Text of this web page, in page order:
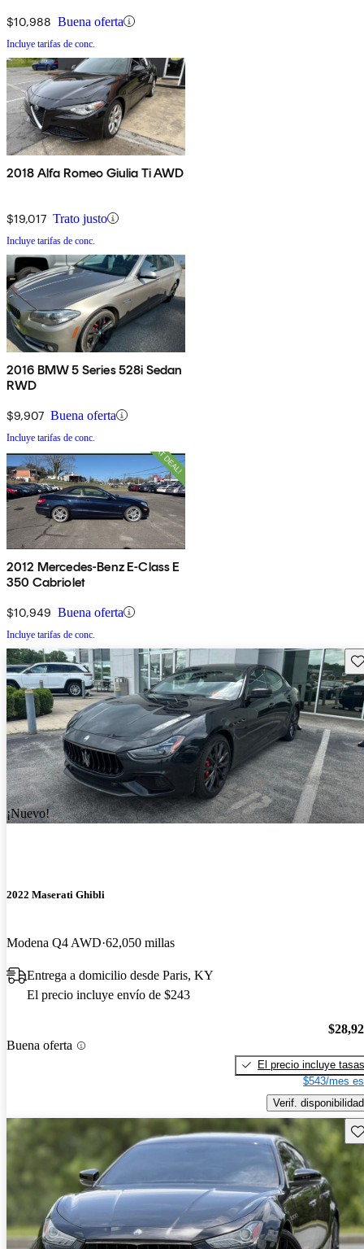
$10,988 Buena oferta
Incluye tarifas de conc.
2018 Alfa Romeo Giulia Ti AWD
$19,017 Trato justo
Incluye tarifas de conc.
2016 BMW 5 Series 528i Sedan
RWD
$9,907 Buena oferta
Incluye tarifas de conc.
2012 Mercedes-Benz E-Class E
350 Cabriolet
$10,949 Buena oferta
Incluye tarifas de conc.
¡Nuevo!
2022 Maserati Ghibli
Modena Q4 AWD 62,050 millas
Entrega a domicilio desde Paris, KY
El precio incluye envío de $243
Buena oferta
El precio incluye tasas
$543/mes
Verif. disponibilidad